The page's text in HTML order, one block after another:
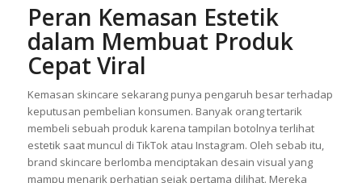
Peran Kemasan Estetik
dalam Membuat Produk
Cepat Viral
Kemasan skincare sekarang punya pengaruh besar terhadap
keputusan pembelian konsumen. Banyak orang tertarik
membeli sebuah produk karena tampilan botolnya terlihat
estetik saat muncul di TikTok atau Instagram. Oleh sebab itu,
brand skincare berlomba menciptakan desain visual yang
mampu menarik perhatian sejak pertama dilihat. Mereka